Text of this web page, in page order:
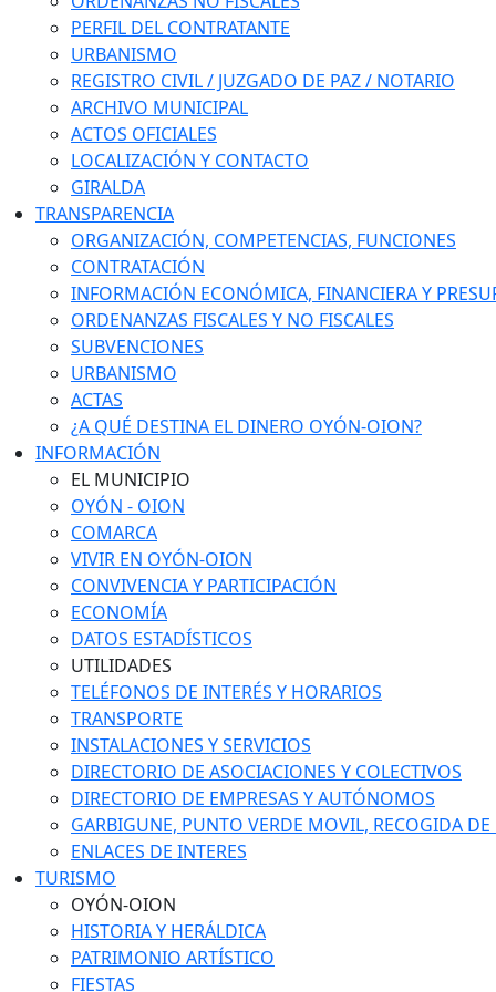
PERFIL DEL CONTRATANTE
URBANISMO
REGISTRO CIVIL / JUZGADO DE PAZ / NOTARIO
ARCHIVO MUNICIPAL
ACTOS OFICIALES
LOCALIZACIÓN Y CONTACTO
GIRALDA
TRANSPARENCIA
ORGANIZACIÓN, COMPETENCIAS, FUNCIONES
CONTRATACIÓN
INFORMACIÓN ECONÓMICA, FINANCIERA Y
ORDENANZAS FISCALES Y NO FISCALES
SUBVENCIONES
URBANISMO
ACTAS
¿A QUÉ DESTINA EL DINERO OYÓN-OION?
INFORMACIÓN
EL MUNICIPIO
OYÓN - OION
COMARCA
VIVIR EN OYÓN-OION
CONVIVENCIA Y PARTICIPACIÓN
ECONOMÍA
DATOS ESTADÍSTICOS
UTILIDADES
TELÉFONOS DE INTERÉS Y HORARIOS
TRANSPORTE
INSTALACIONES Y SERVICIOS
DIRECTORIO DE ASOCIACIONES Y COLECTIVOS
DIRECTORIO DE EMPRESAS Y AUTÓNOMOS
GARBIGUNE, PUNTO VERDE MOVIL, RECOGIDA DE
ENLACES DE INTERES
TURISMO
OYÓN-OION
HISTORIA Y HERÁLDICA
PATRIMONIO ARTÍSTICO
FIESTAS